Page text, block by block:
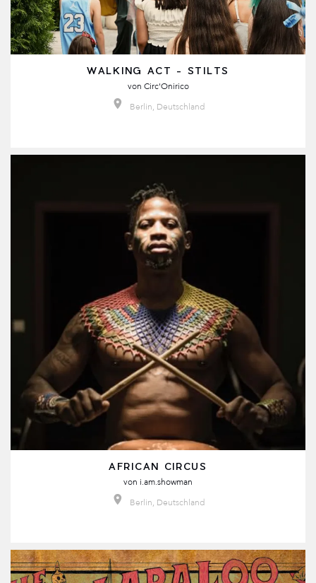
WALKING ACT - STILTS
von Circ'Onirico
Berlin, Deutschland
AFRICAN CIRCUS
von i.am.showman
Berlin, Deutschland